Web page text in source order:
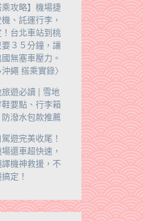
乘攻略】機場捷
、託運行李，
台北車站到桃
３５分鐘，讓
無塞車壓力。
繩 搭乘實錄〉
遊必讀 | 雪地
要點、行李箱
潑水包款推薦
遊完美收尾！
還車超快速，
機神救援，不
定！